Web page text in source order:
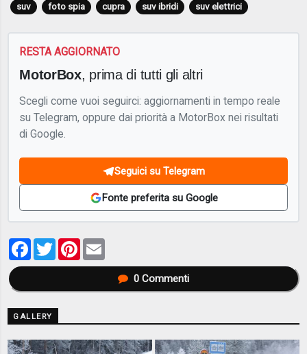
suv foto spia cupra suv ibridi suv elettrici
RESTA AGGIORNATO
MotorBox, prima di tutti gli altri
Scegli come vuoi seguirci: aggiornamenti in tempo reale
su Telegram, oppure dai priorità a MotorBox nei risultati
di Google.
Seguici su Telegram
Fonte preferita su Google
Facebook
TwitterPinterest
0Commenti
GALLERY